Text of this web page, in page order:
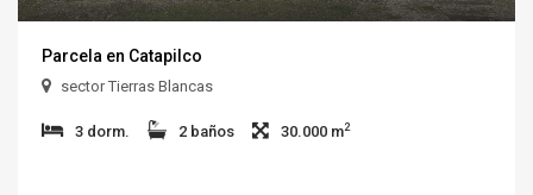
Parcela en Catapilco
sector Tierras Blancas
3 dorm. 2 baños 30.000 m2